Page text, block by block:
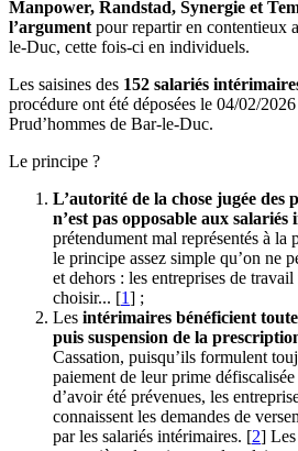
Manpower, Randstad, Synergie et
l’argument pour repartir en contentieux
le-Duc, cette fois-ci en individuels.
Les saisines des 152 salariés
procédure ont été déposées le 04/02/
Prud’hommes de Bar-le-Duc.
Le principe ?
L’autorité de la chose jugée des
n’est pas opposable aux
prétendument mal représentés à la
le principe assez simple qu’on ne
et dehors : les entreprises de
choisir... [1] ;
Les intérimaires bénéficient
puis suspension de la
Cassation, puisqu’ils formulent
paiement de leur prime
d’avoir été prévenues, les
connaissent les demandes de
par les salariés intérimaires. [2]